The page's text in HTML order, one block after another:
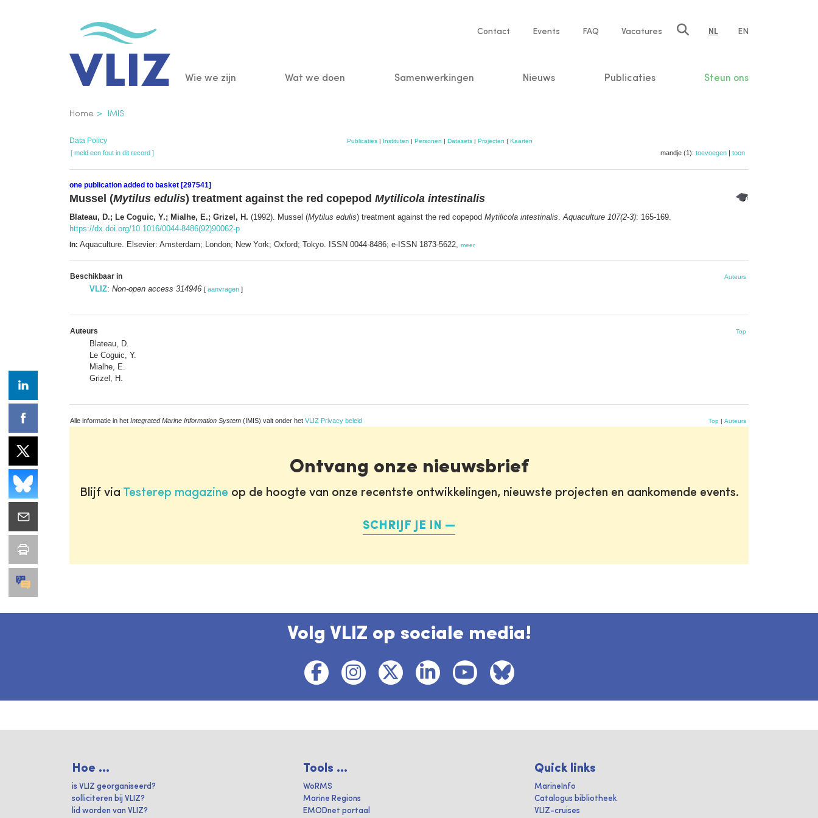
Service
Contact Events FAQ Vacatures NL EN
Main
Wie we zijn Wat we doen Samenwerkingen Nieuws Publicaties Steun ons
Kruimelpad
Home IMIS
Data Policy Publicaties| Instituten | Personen | Datasets| Projecten | Kaarten
[ meld een fout in dit record ] mandje (1): toevoegen | toon
one publication added to basket [297541]
Mussel (Mytilus edulis) treatment against the red copepod Mytilicola intestinalis
Blateau, D.; Le Coguic, Y.; Mialhe, E.; Grizel, H. (1992). Mussel (Mytilus edulis) treatment against the red copepod Mytilicola intestinalis Aquaculture 107(2-3): 165-169.
https://dx.doi.org/10.1016/0044-8486(92)90062-p
In: Aquaculture. Elsevier: Amsterdam; London; New York; Oxford; Tokyo. ISSN 0044-8486; e-ISSN 1873-5622, meer
Beschikbaar in Auteurs
VLIZ: Non-open access 314946 [ aanvragen ]
Auteurs Top
Blateau, D.
Le Coguic, Y.
Mialhe, E.
Grizel, H.
Alle informatie in het Integrated Marine Information System (IMIS) valt onder het VLIZ Privacy beleid Top | Auteurs
Ontvang onze nieuwsbrief
Blijf via Testerep magazine op de hoogte van onze recentste ontwikkelingen, nieuwste projecten en aankomende events.
SCHRIJF JE IN
Volg VLIZ op sociale media!
Hoe ...
is VLIZ georganiseerd?
solliciteren bij VLIZ?
lid worden van VLIZ?
Tools ...
WoRMS
Marine Regions
EMODnet portaal
Quick links
MarineInfo
Catalogus bibliotheek
VLIZ-cruises